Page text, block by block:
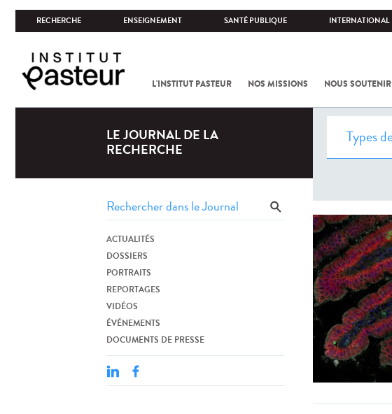
RECHERCHE ENSEIGNEMENT SANTÉ PUBLIQUE INTERNATIONAL
L'INSTITUT PASTEUR NOS MISSIONS NOUS SOUTENIR
LE JOURNAL DE LA
RECHERCHE
ACTUALITÉS
DOSSIERS
PORTRAITS
REPORTAGES
VIDÉOS
ÉVÉNEMENTS
DOCUMENTS DE PRESSE